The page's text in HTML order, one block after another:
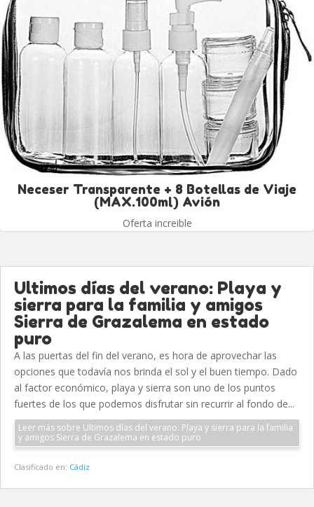
Neceser Transparente + 8 Botellas de Viaje
(MAX.100ml) Avión
Oferta increible
Ultimos días del verano: Playa y
sierra para la familia y amigos
Sierra de Grazalema en estado
puro
A las puertas del fin del verano, es hora de aprovechar las
opciones que todavía nos brinda el sol y el buen tiempo. Dado
al factor económico, playa y sierra son uno de los puntos
fuertes de los que podemos disfrutar sin recurrir al fondo de...
Leer más sobre Ultimos días del verano: Playa y sierra para la familia
y amigos Sierra de Grazalema en estado puro
Clasificado en: Cádiz